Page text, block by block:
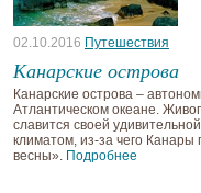
02.10.2016 Путешествия
Канарские острова
Канарские острова –
Атлантическом океане.
славится своей
климатом, из-за чего
весны». Подробнее